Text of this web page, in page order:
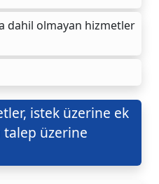
dahil olmayan hizmetler
istek üzerine ek
talep üzerine